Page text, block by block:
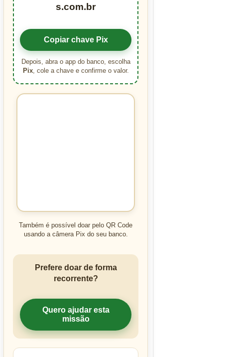
s.com.br
Copiar chave Pix
Depois, abra o app do banco, escolha
Pix, cole a chave e confirme o valor.
Também é possível doar pelo QR Code
usando a câmera Pix do seu banco.
Prefere doar de forma
recorrente?
Quero ajudar esta
missão